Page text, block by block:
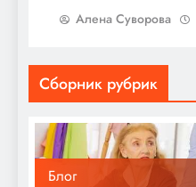
Алена Суворова
Сборник рубрик
Блог